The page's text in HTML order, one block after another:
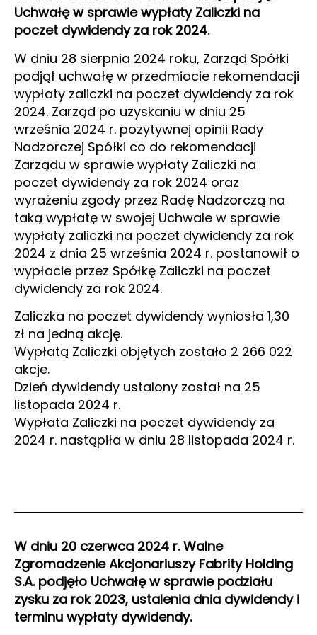
Uchwałę w sprawie wypłaty Zaliczki na
poczet dywidendy za rok 2024.
W dniu 28 sierpnia 2024 roku, Zarząd Spółki
podjął uchwałę w przedmiocie rekomendacji
wypłaty zaliczki na poczet dywidendy za rok
2024. Zarząd po uzyskaniu w dniu 25
września 2024 r. pozytywnej opinii Rady
Nadzorczej Spółki co do rekomendacji
Zarządu w sprawie wypłaty Zaliczki na
poczet dywidendy za rok 2024 oraz
wyrażeniu zgody przez Radę Nadzorczą na
taką wypłatę w swojej Uchwale w sprawie
wypłaty zaliczki na poczet dywidendy za rok
2024 z dnia 25 września 2024 r. postanowił o
wypłacie przez Spółkę Zaliczki na poczet
dywidendy za rok 2024.
Zaliczka na poczet dywidendy wyniosła 1,30
zł na jedną akcję.
Wypłatą Zaliczki objętych zostało 2 266 022
akcje.
Dzień dywidendy ustalony został na 25
listopada 2024 r.
Wypłata Zaliczki na poczet dywidendy za
2024 r. nastąpiła w dniu 28 listopada 2024 r.
W dniu 20 czerwca 2024 r. Walne
Zgromadzenie Akcjonariuszy Fabrity Holding
S.A. podjęło Uchwałę w sprawie podziału
zysku za rok 2023, ustalenia dnia dywidendy i
terminu wypłaty dywidendy.